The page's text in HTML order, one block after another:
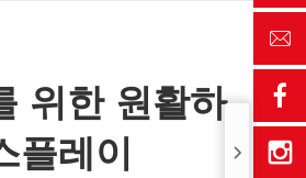
위한 원활하
플레이